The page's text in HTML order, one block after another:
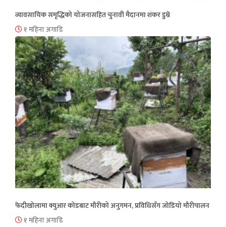
व्यावसायिक समृद्धिको योजनासहित चुनावी मैदानमा शंकर डुम्रे
१ महिना अगाडि
फेदीखोलामा क्युआर कोडबाट मौरीको अनुगमन, प्रविधिसँग जोडियो मौरीपालन
१ महिना अगाडि